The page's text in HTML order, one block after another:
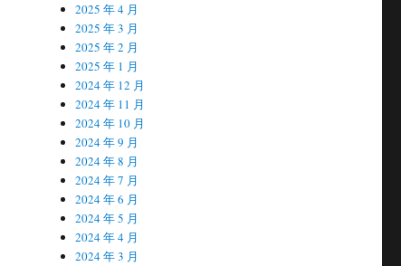
2025 年 4 月
2025 年 3 月
2025 年 2 月
2025 年 1 月
2024 年 12 月
2024 年 11 月
2024 年 10 月
2024 年 9 月
2024 年 8 月
2024 年 7 月
2024 年 6 月
2024 年 5 月
2024 年 4 月
2024 年 3 月